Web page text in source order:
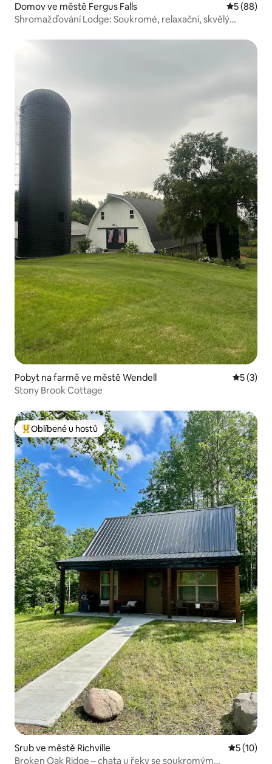
Domov ve městě Fergus Falls Průměrné
5 (88)
Shromažďování Lodge: Soukromé, relaxační, skvělý
Pobyt na farmě ve městě Wendell
5 (3)
Stony Brook Cottage
Nejlepší v kategorii Oblíbené u hostů
Oblíbené u hostů
Srub ve městě Richville Průměrné
5 (10)
Broken Oak Ridge – chata u řeky se soukromým